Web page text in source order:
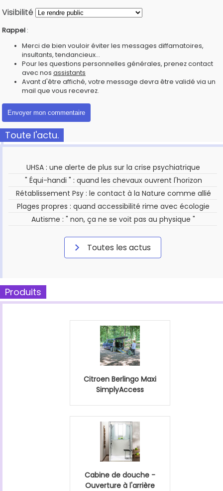
Visibilité
Rappel :
Merci de bien vouloir éviter les messages diffamatoires,
insultants, tendancieux...
Pour les questions personnelles générales, prenez contact
avec nos assistants
Avant d'être affiché, votre message devra être validé via un
mail que vous recevrez.
Toute l'actu.
UHSA : une alerte de plus sur la crise psychiatrique
" Équi-handi " : quand les chevaux ouvrent l'horizon
Rétablissement Psy : le contact à la Nature comme allié
Plages propres : quand accessibilité rime avec écologie
Autisme : " non, ça ne se voit pas au physique "
Toutes les actus
Produits
Citroen Berlingo Maxi
SimplyAccess
Cabine de douche -
Ouverture à l'arrière